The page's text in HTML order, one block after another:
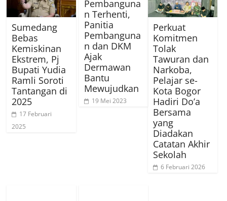
Sumedang
Bebas
Kemiskinan
Ekstrem, Pj
Bupati Yudia
Ramli Soroti
Tantangan di
2025
17 Februari
2025
Pembanguna
n Terhenti,
Panitia
Pembanguna
n dan DKM
Ajak
Dermawan
Bantu
Mewujudkan
19 Mei 2023
Perkuat
Komitmen
Tolak
Tawuran dan
Narkoba,
Pelajar se-
Kota Bogor
Hadiri Do’a
Bersama
yang
Diadakan
Catatan Akhir
Sekolah
6 Februari 2026